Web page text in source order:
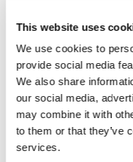
This website uses
We use cookies to
provide social media
We also share
our social media,
may combine it with
to them or that they’ve
services.
TEKNICA SET DE 3
COUTEAUX À JAMBON